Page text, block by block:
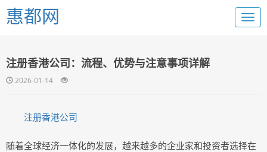
惠都网
注册香港公司：流程、优势与注意事项详解
2026-01-14
注册香港公司
随着全球经济一体化的发展，越来越多的企业家和投资者选择在